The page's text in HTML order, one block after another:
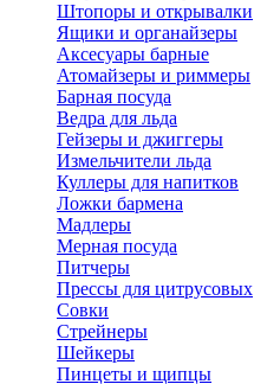
Штопоры и открывалки
Ящики и органайзеры
Аксесуары барные
Атомайзеры и риммеры
Барная посуда
Ведра для льда
Гейзеры и джиггеры
Измельчители льда
Куллеры для напитков
Ложки бармена
Мадлеры
Мерная посуда
Питчеры
Прессы для цитрусовых
Совки
Стрейнеры
Шейкеры
Пинцеты и щипцы